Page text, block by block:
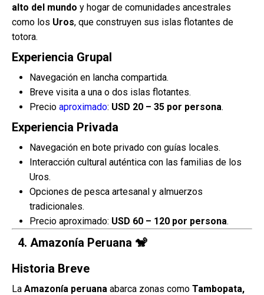
alto del mundo y hogar de comunidades ancestrales
como los Uros, que construyen sus islas flotantes de
totora.
Experiencia Grupal
Navegación en lancha compartida.
Breve visita a una o dos islas flotantes.
Precio aproximado: USD 20 – 35 por persona.
Experiencia Privada
Navegación en bote privado con guías locales.
Interacción cultural auténtica con las familias de los
Uros.
Opciones de pesca artesanal y almuerzos
tradicionales.
Precio aproximado: USD 60 – 120 por persona.
4. Amazonía Peruana 🐒
Historia Breve
La Amazonía peruana abarca zonas como Tambopata,